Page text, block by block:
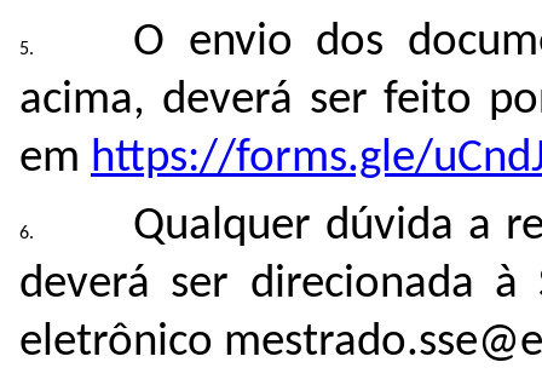
O envio dos
acima, deverá ser feito
em https://forms.gle/
Qualquer dúvida a
deverá ser direcionada à
eletrônico